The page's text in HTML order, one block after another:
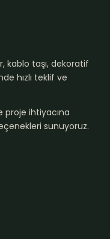
kablo taşı, dekoratif
hızlı teklif ve
proje ihtiyacına
sunuyoruz.